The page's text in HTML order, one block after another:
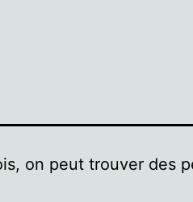
on peut trouver des